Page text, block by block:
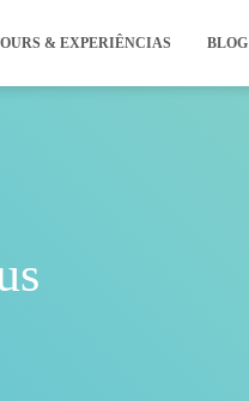
& EXPERIÊNCIAS BLOG